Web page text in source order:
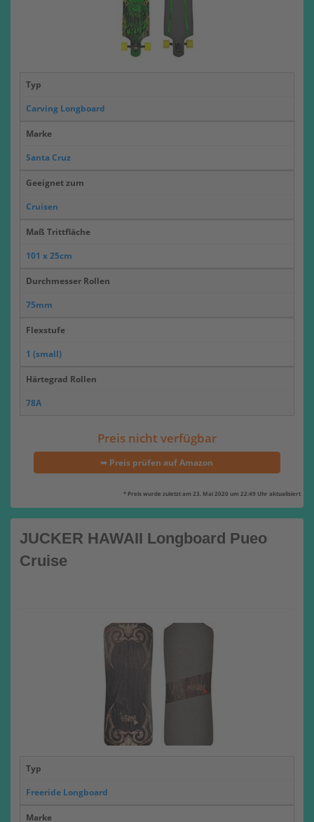
Typ
Carving Longboard
Marke
Santa Cruz
Geeignet zum
Cruisen
Maß Trittfläche
101 x 25cm
Durchmesser Rollen
75mm
Flexstufe
1 (small)
Härtegrad Rollen
78A
Preis nicht verfügbar
➥ Preis prüfen auf Amazon
* Preis wurde zuletzt am 23. Mai 2020 um 22:49 Uhr aktualisiert
JUCKER HAWAII Longboard Pueo
Cruise
Typ
Freeride Longboard
Marke